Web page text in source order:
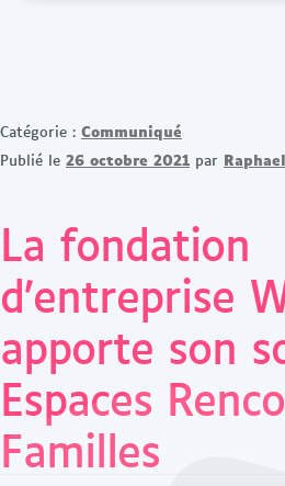
Catégorie : Communiqué
Publié le 26 octobre 2021 par
La fondation
d’entreprise
apporte son
Espaces
Familles